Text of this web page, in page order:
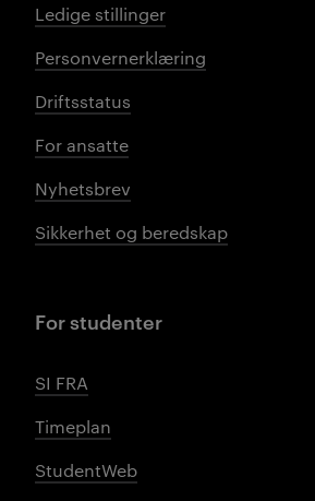
Ledige stillinger
Personvernerklæring
Driftsstatus
For ansatte
Nyhetsbrev
Sikkerhet og beredskap
For studenter
SI FRA
Timeplan
StudentWeb